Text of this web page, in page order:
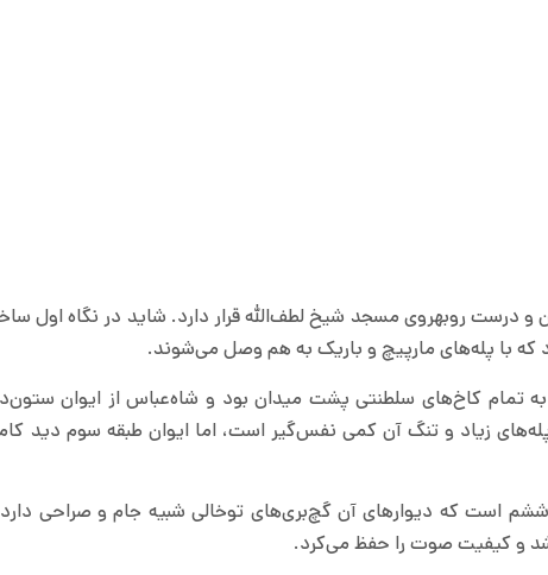
و درست روبه‍روی مسجد شیخ لطف‌الله قرار دارد. شاید در نگاه اول
که با پله‌های مارپیچ و باریک به هم وصل می‌شوند.
تمام کاخ‌های سلطنتی پشت میدان بود و شاه‌عباس از ایوان
زیاد و تنگ آن کمی نفس‌گیر است، اما ایوان طبقه سوم دید
است که دیوارهای آن گچ‌بری‌های توخالی شبیه جام و صراحی
و کیفیت صوت را حفظ می‌کرد.